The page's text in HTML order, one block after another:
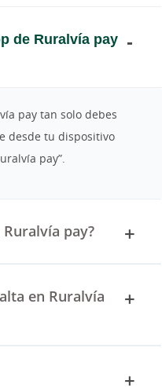
de Ruralvía pay
pay tan solo debes
desde tu dispositivo
pay”.
pay?
en Ruralvía